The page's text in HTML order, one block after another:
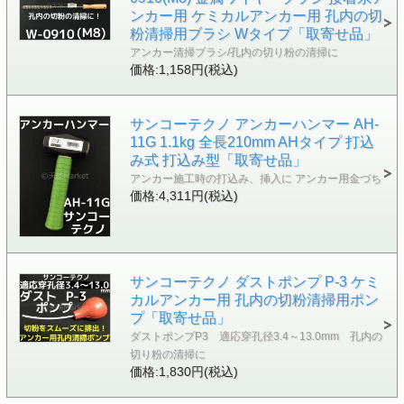
ンカー用 ケミカルアンカー用 孔内の切
粉清掃用ブラシ Wタイプ「取寄せ品」
アンカー清掃ブラシ/孔内の切り粉の清掃に
価格:1,158円(税込)
サンコーテクノ アンカーハンマー AH-
11G 1.1kg 全長210mm AHタイプ 打込
み式 打込み型「取寄せ品」
アンカー施工時の打込み、挿入に アンカー用金づち
価格:4,311円(税込)
サンコーテクノ ダストポンプ P-3 ケミ
カルアンカー用 孔内の切粉清掃用ポン
プ「取寄せ品」
ダストポンプP3 適応穿孔径3.4～13.0mm 孔内の
切り粉の清掃に
価格:1,830円(税込)